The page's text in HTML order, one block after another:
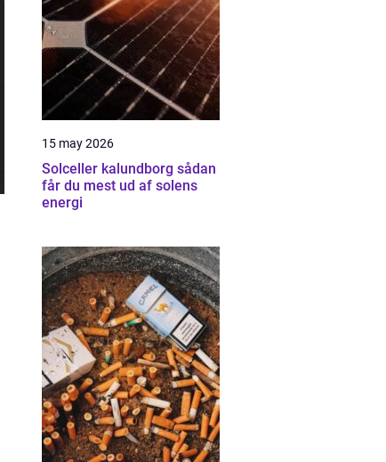
15 may 2026
Solceller kalundborg sådan
får du mest ud af solens
energi